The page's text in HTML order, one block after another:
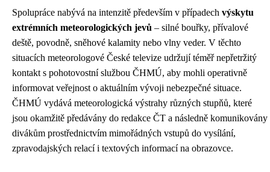
Spolupráce nabývá na intenzitě především v případech výskytu
extrémních meteorologických jevů – silné bouřky, přívalové
deště, povodně, sněhové kalamity nebo vlny veder. V těchto
situacích meteorologové České televize udržují téměř nepřetržitý
kontakt s pohotovostní službou ČHMÚ, aby mohli operativně
informovat veřejnost o aktuálním vývoji nebezpečné situace.
ČHMÚ vydává meteorologická výstrahy různých stupňů, které
jsou okamžitě předávány do redakce ČT a následně komunikovány
divákům prostřednictvím mimořádných vstupů do vysílání,
zpravodajských relací i textových informací na obrazovce.